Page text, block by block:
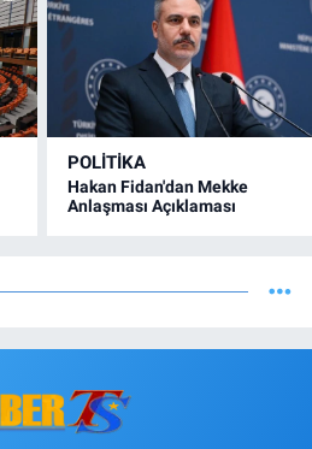
POLİTİKA
Hakan Fidan'dan Mekke
Anlaşması Açıklaması